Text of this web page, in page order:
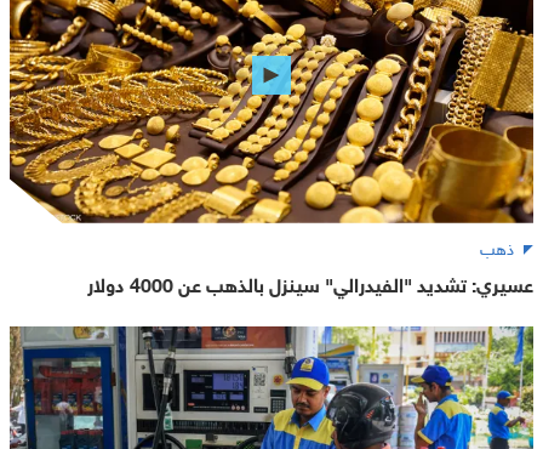
ذهب
عسيري: تشديد "الفيدرالي" سينزل بالذهب عن 4000 دولار